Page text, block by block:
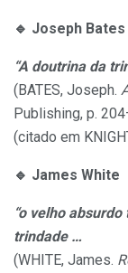
🔹 Joseph Bates
“A doutrina da
(BATES, Joseph.
Publishing, p.
(citado em
🔹 James White
“o velho
trindade …
(WHITE, James.